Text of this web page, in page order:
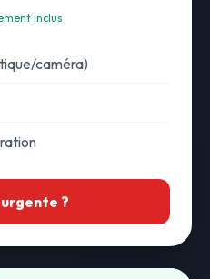
inclus
caméra)
?